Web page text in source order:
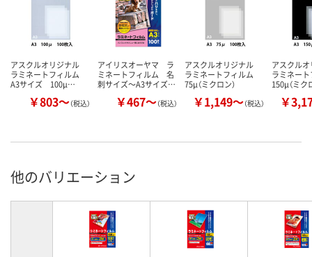
アスクルオリジナル
ラミネートフィルム
A3サイズ 100μ…
￥803～（税込）
アイリスオーヤマ ラ
ミネートフィルム 名
刺サイズ～A3サイズ…
￥467～（税込）
アスクルオリジナル
ラミネートフィルム
75μ（ミクロン）
￥1,149～（税込）
アスクル
ラミネー
150μ（ミク
￥
他のバリエーション